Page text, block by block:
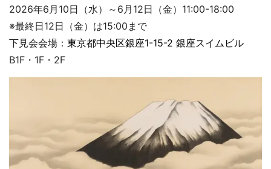
2026年6月10日（水）～6月12日（金）11:00-18:00
※最終日12日（金）は15:00まで
下見会会場： 東京都中央区銀座1-15-2 銀座スイムビル
B1F・1F・2F